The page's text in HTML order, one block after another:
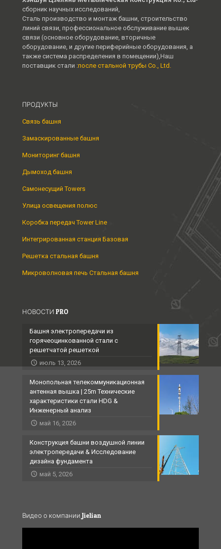
сборник научных исследований,
Сталь производство и монтаж башни, строительство
линий связи, профессиональное обслуживание вышек
связи (основное оборудование, вторичные
оборудование, и другие периферийные оборудования, а
также система распределения в помещении),Наш
поставщик стали :после стальной трубы Co., Ltd.
ПРОДУКТЫ
Связь башня
Замаскированные башня
Мониторинг башня
Дымоход башня
Самонесущий Towers
Улица освещения полюс
Коробка передач Tower Line
Интегрированная станция Базовая
Решетка стальная башня
Микроволновая печь Стальная башня
НОВОСТИ PRO
Башня электропередачи из
горячеоцинкованной стали с
решетчатой ​​решеткой
июль 13, 2026
Монопольная телекоммуникационная
антенная вышка | 25m Технические
характеристики стали HDG &
Инженерный анализ
май 16, 2026
Конструкция башни воздушной линии
электропередачи & Исследование
дизайна фундамента
май 5, 2026
Видео о компании Jielian